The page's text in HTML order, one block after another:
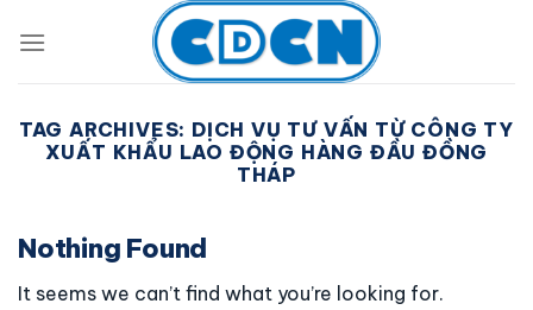
TAG ARCHIVES: DỊCH VỤ TƯ VẤN TỪ CÔNG TY
XUẤT KHẨU LAO ĐỘNG HÀNG ĐẦU ĐỒNG
THÁP
Nothing Found
It seems we can’t find what you’re looking for.